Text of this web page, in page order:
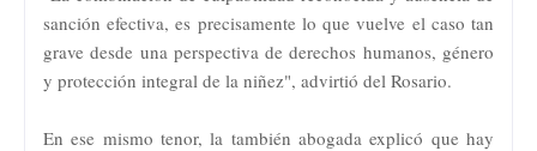
sanción efectiva, es precisamente lo que vuelve el caso tan
grave desde una perspectiva de derechos humanos, género
y protección integral de la niñez", advirtió del Rosario.
En ese mismo tenor, la también abogada explicó que hay